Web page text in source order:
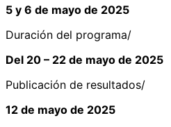
5 y 6 de mayo de 2025
Duración del programa/
Del 20 – 22 de mayo de 2025
Publicación de resultados/
12 de mayo de 2025